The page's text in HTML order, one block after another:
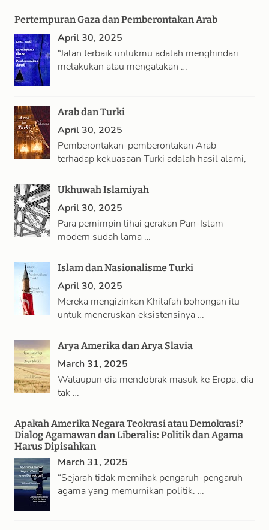
Pertempuran Gaza dan Pemberontakan Arab
April 30, 2025
“Jalan terbaik untukmu adalah menghindari
melakukan atau mengatakan …
Arab dan Turki
April 30, 2025
Pemberontakan-pemberontakan Arab
terhadap kekuasaan Turki adalah hasil alami,
Ukhuwah Islamiyah
April 30, 2025
Para pemimpin lihai gerakan Pan-Islam
modern sudah lama …
Islam dan Nasionalisme Turki
April 30, 2025
Mereka mengizinkan Khilafah bohongan itu
untuk meneruskan eksistensinya …
Arya Amerika dan Arya Slavia
March 31, 2025
Walaupun dia mendobrak masuk ke Eropa, dia
tak …
Apakah Amerika Negara Teokrasi atau Demokrasi?
Dialog Agamawan dan Liberalis: Politik dan Agama
Harus Dipisahkan
March 31, 2025
“Sejarah tidak memihak pengaruh-pengaruh
agama yang memurnikan politik. …